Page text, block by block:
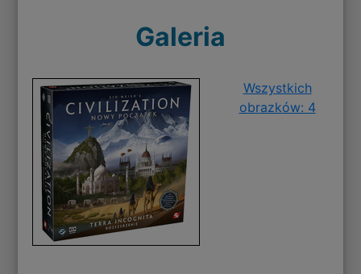
Galeria
Wszystkich
obrazków: 4